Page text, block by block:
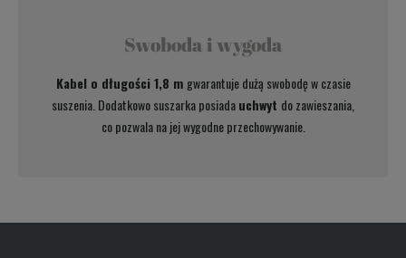
Swoboda i wygoda
Kabel o długości 1,8 m gwarantuje dużą swobodę w czasie
suszenia. Dodatkowo suszarka posiadauchwyt do zawieszania,
co pozwala na jej wygodne przechowywanie.